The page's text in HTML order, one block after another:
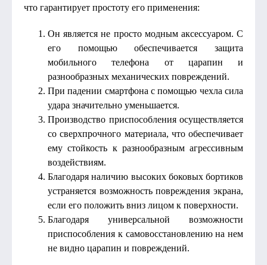
что гарантирует простоту его применения:
Он является не просто модным аксессуаром. С
его помощью обеспечивается защита
мобильного телефона от царапин и
разнообразных механических повреждений.
При падении смартфона с помощью чехла сила
удара значительно уменьшается.
Производство приспособления осуществляется
со сверхпрочного материала, что обеспечивает
ему стойкость к разнообразным агрессивным
воздействиям.
Благодаря наличию высоких боковых бортиков
устраняется возможность повреждения экрана,
если его положить вниз лицом к поверхности.
Благодаря универсальной возможности
приспособления к самовосстановлению на нем
не видно царапин и повреждений.